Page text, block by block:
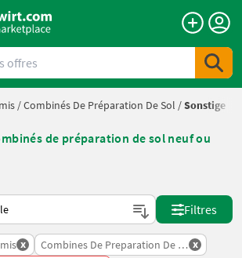
/Combinés De Préparation De Sol /Sonstige
de préparation de sol neuf ou
sont triées sur Landwirt.com
Filtres
x Combines De Preparation De Solx